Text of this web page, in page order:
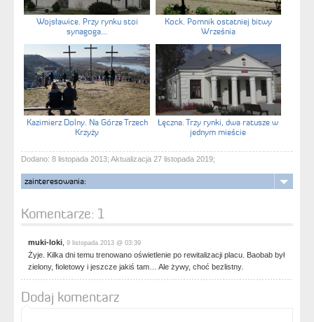
Wojsławice. Przy rynku stoi
synagoga...
Kock. Pomnik ostatniej bitwy
Września
Kazimierz Dolny. Na Górze Trzech
Krzyży
Łęczna. Trzy rynki, dwa ratusze w
jednym mieście
Dodano: 8 listopada 2013; Aktualizacja 27 listopada 2019;
zainteresowania:
Komentarze: 1
muki-loki 9 listopada 2013 @ 03:39
Żyje. Kilka dni temu trenowano oświetlenie po rewitalizacji placu. Baobab był
zielony, fioletowy i jeszcze jakiś tam… Ale żywy, choć bezlistny.
Dodaj komentarz